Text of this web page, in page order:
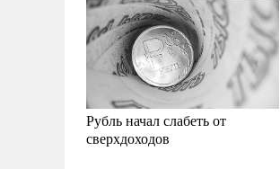
Рубль начал слабеть от
сверхдоходов